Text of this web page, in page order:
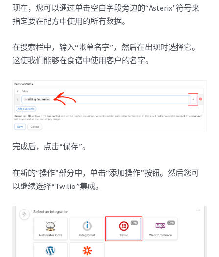
现在，您可以通过单击空白字段旁边的“Asterix”符号来
指定要在配方中使用的所有数据。
在搜索栏中，输入“帐单名字”，然后在出现时选择它。
这使我们能够在食谱中使用客户的名字。
完成后，点击“保存”。
在新的“操作”部分中，单击“添加操作”按钮。然后您可
以继续选择“Twilio”集成。